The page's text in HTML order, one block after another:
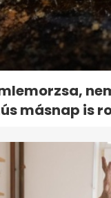
másnap is